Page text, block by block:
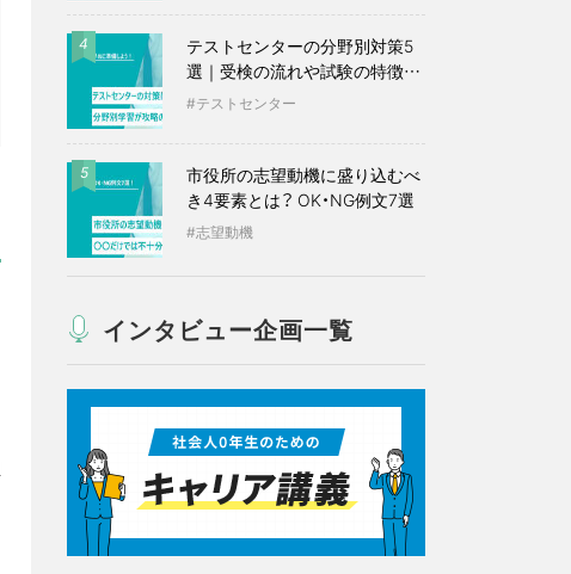
4
テストセンターの分野別対策5
選｜受検の流れや試験の特徴も
紹介
テストセンター
5
市役所の志望動機に盛り込むべ
き4要素とは？ OK・NG例文7選
志望動機
インタビュー企画一覧